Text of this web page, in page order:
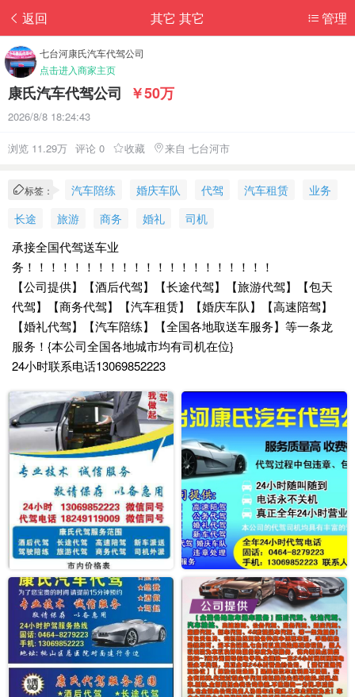
返回 管理
其它 其它
七台河康氏汽车代驾公司
点击进入商家主页
康氏汽车代驾公司 ￥50万
2026/8/8 18:24:43
浏览 11.29万 评论 0 收藏 来自 七台河市
标签： 汽车陪练 婚庆车队 代驾 汽车租赁
业务
长途
旅游 商务 婚礼 司机
承接全国代驾送车业
务！！！！！！！！！！！！！！！！！！！！！
【公司提供】【酒后代驾】【长途代驾】【旅游代驾】【包天
代驾】【商务代驾】【汽车租赁】【婚庆车队】【高速陪驾】
【婚礼代驾】【汽车陪练】【全国各地取送车服务】等一条龙
服务！{本公司全国各地城市均有司机在位}
24小时联系电话13069852223